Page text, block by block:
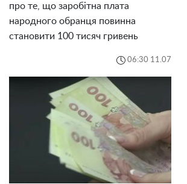
про те, що заробітна плата
народного обранця повинна
становити 100 тисяч гривень
06:30 11.07